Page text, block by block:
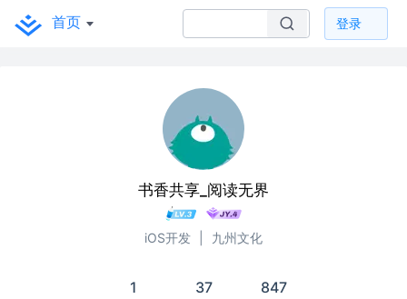
首页 登录
书香共享_阅读无界
iOS开发 九州文化
1 37 847